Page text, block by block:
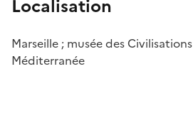
Localisation
Marseille ; musée des
Méditerranée